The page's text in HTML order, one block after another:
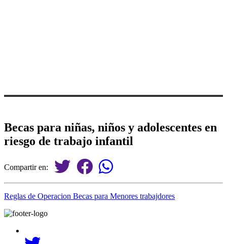
Becas para niñas, niños y adolescentes en
riesgo de trabajo infantil
Compartir en:
Reglas de Operacion Becas para Menores trabajdores